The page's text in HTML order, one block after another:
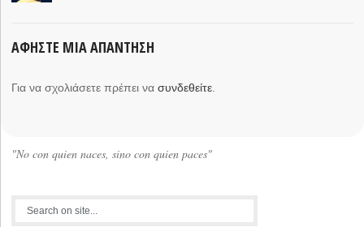
ΑΦΉΣΤΕ ΜΙΑ ΑΠΆΝΤΗΣΗ
Για να σχολιάσετε πρέπει νασυνδεθείτε.
"No con quien naces, sino con quien paces"